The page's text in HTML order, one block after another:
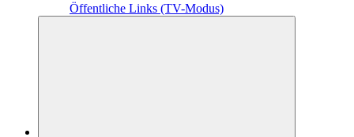
Öffentliche Links (TV-Modus)